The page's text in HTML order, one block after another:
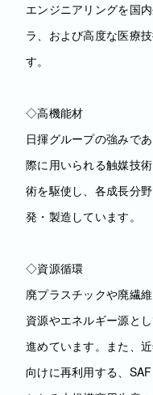
エンジニアリングを国
ラ、および高度な医療
す。
◇高機能材
日揮グループの強みで
際に用いられる触媒技
術を駆使し、各成長分
発・製造しています。
◇資源循環
廃プラスチックや廃繊
資源やエネルギー源と
進めています。また、
向けに再利用する、